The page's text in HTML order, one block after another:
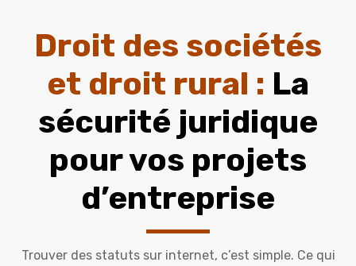
Droit des sociétés
et droit rural : La
sécurité juridique
pour vos projets
d’entreprise
Trouver des statuts sur internet, c’est simple. Ce qui